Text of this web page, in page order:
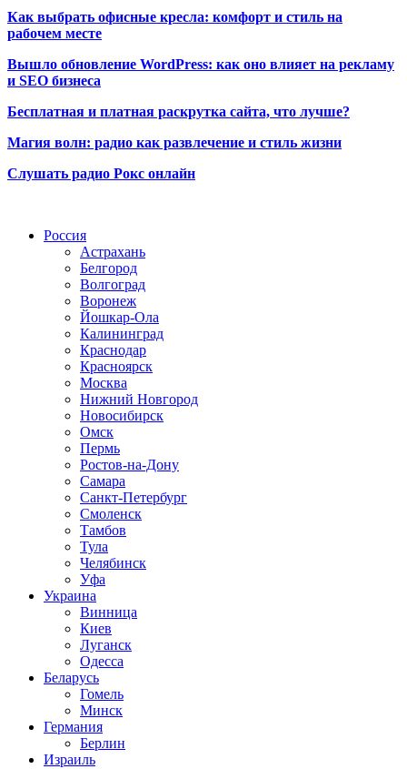
Как выбрать офисные кресла: комфорт и стиль на
рабочем месте
Вышло обновление WordPress: как оно влияет на рекламу
и SEO бизнеса
Бесплатная и платная раскрутка сайта, что лучше?
Магия волн: радио как развлечение и стиль жизни
Слушать радио Рокс онлайн
Россия
Астрахань
Белгород
Волгоград
Воронеж
Йошкар-Ола
Калининград
Краснодар
Красноярск
Москва
Нижний Новгород
Новосибирск
Омск
Пермь
Ростов-на-Дону
Самара
Санкт-Петербург
Смоленск
Тамбов
Тула
Челябинск
Уфа
Украина
Винница
Киев
Луганск
Одесса
Беларусь
Гомель
Минск
Германия
Берлин
Израиль